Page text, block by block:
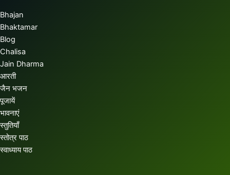
Bhajan
Bhaktamar
Blog
Chalisa
Jain Dharma
आरती
जैन भजन
पूजायें
भावनाएं
स्तुतियाँ
स्तोत्र पाठ
स्वाध्याय पाठ